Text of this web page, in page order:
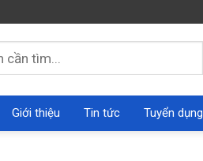
Giới thiệu Tin tức Tuyển dụng